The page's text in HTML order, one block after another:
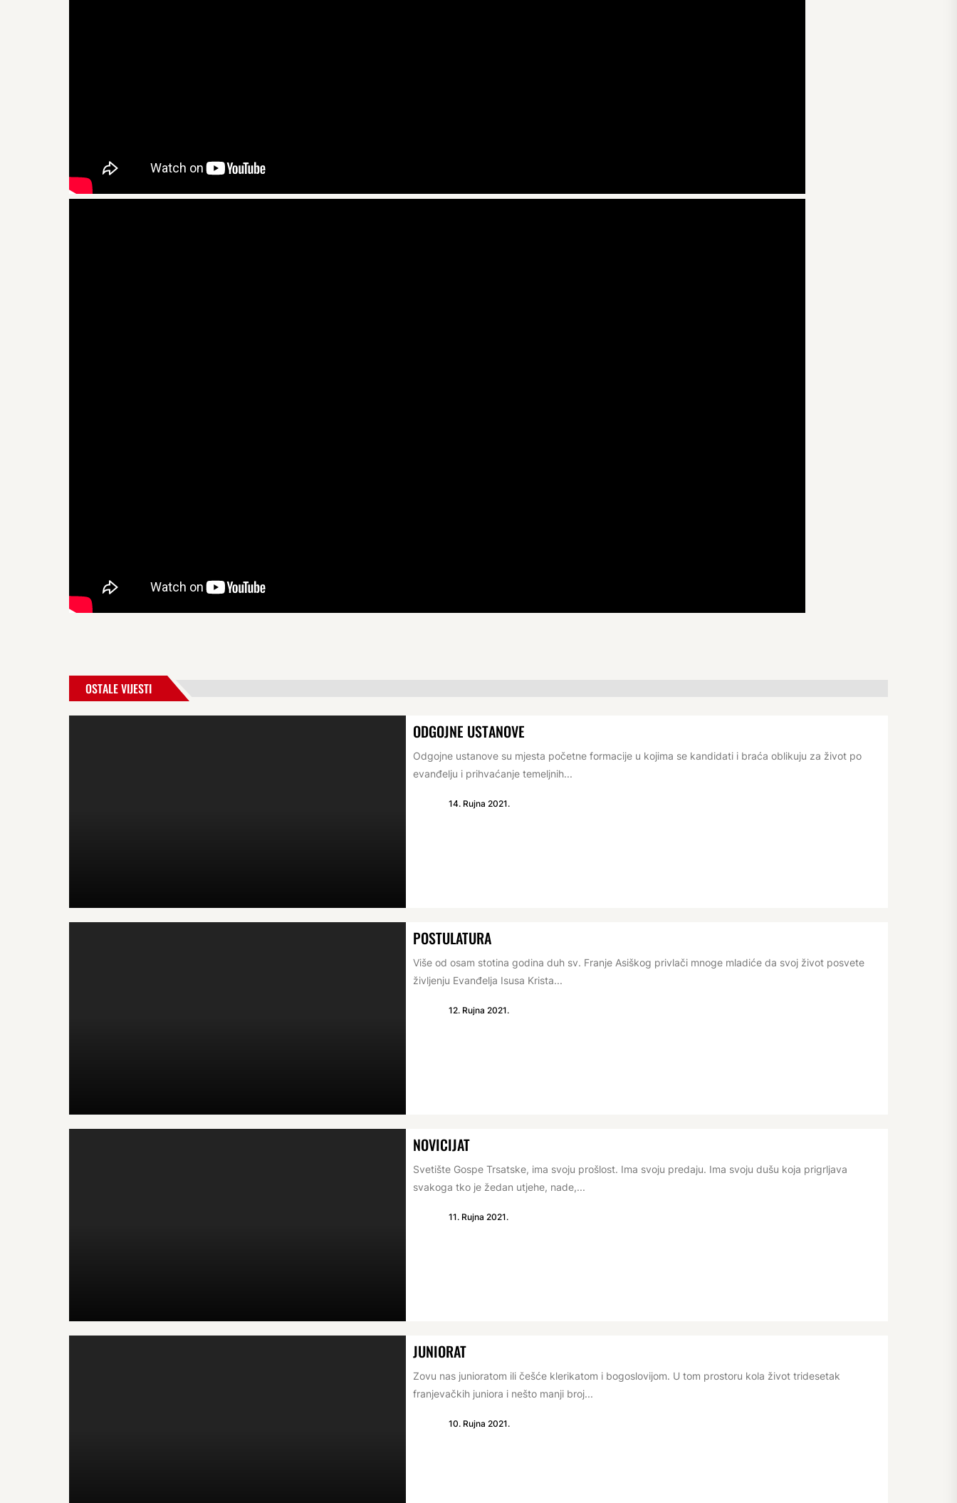
OSTALE VIJESTI
ODGOJNE USTANOVE
Odgojne ustanove su mjesta početne formacije u kojima se kandidati i braća oblikuju za život po
evanđelju i prihvaćanje temeljnih...
14. Rujna 2021.
POSTULATURA
Više od osam stotina godina duh sv. Franje Asiškog privlači mnoge mladiće da svoj život posvete
življenju Evanđelja Isusa Krista...
12. Rujna 2021.
NOVICIJAT
Svetište Gospe Trsatske, ima svoju prošlost. Ima svoju predaju. Ima svoju dušu koja prigrljava
svakoga tko je žedan utjehe, nade,...
11. Rujna 2021.
JUNIORAT
Zovu nas junioratom ili češće klerikatom i bogoslovijom. U tom prostoru kola život tridesetak
franjevačkih juniora i nešto manji broj...
10. Rujna 2021.